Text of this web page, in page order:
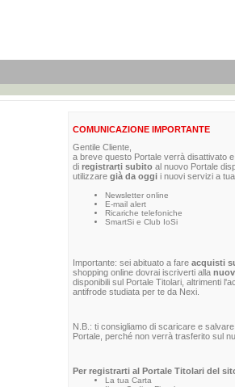
COMUNICAZIONE IMPORTANTE
Gentile Cliente,
a breve questo Portale verrà disattivato
diregistrarti subitoal nuovo Portale
utilizzare già da oggii nuovi servizi a
Newsletter online
E-mail alert
Ricariche telefoniche
SmartSi e Club IoSi
Importante: sei abituato a fare acquisti
shopping online dovrai iscriverti alla
disponibili sul Portale Titolari, altrimenti
antifrode studiata per te da Nexi.
N.B.: ti consigliamo di scaricare e
Portale, perché non verrà trasferito sul
Per registrarti al Portale Titolari del
La tua Carta